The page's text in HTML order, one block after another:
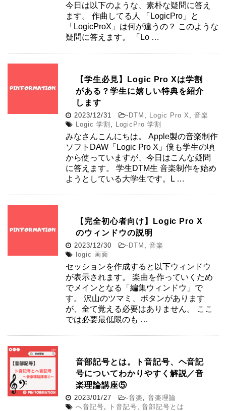
今日は以下のような、素朴な疑問に答え
ます。 作曲してる人 「LogicPro」と
「LogicProX」は何が違うの？ このような
疑問に答えます。 「Lo …
【学生必見】Logic Pro Xは学割
がある？学生に嬉しい特典を紹介
します
2023/12/31 -DTM Logic Pro X
音楽
Logic 学割
LogicPro 学割
みなさんこんにちは。 Apple製の音楽制作
ソフトDAW「Logic Pro X」僕も学生の頃
から使っていますが、今日はこんな疑問
に答えます。 学生DTM生 音楽制作を始め
ようとしている大学生です。L …
【完全初心者向け】Logic Pro X
のウィンドウの説明
2023/12/30 -DTM ,音楽
logic 画面
セッションを作成すると以下ウィンドウ
が表示されます。 楽曲を作っていくため
でメインとなる「編集ウィンドウ」で
す。 沢山のツマミ、ボタンがあります
が、全て覚える必要はありません。 ここ
では必要最低限のも …
音部記号とは。ト音記号、ヘ音記
号についてわかりやすく解説／音
楽理論講座⑤
2023/01/27 -音楽 ,音楽理論
へ音記号
ト音記号 ,音部記号とは